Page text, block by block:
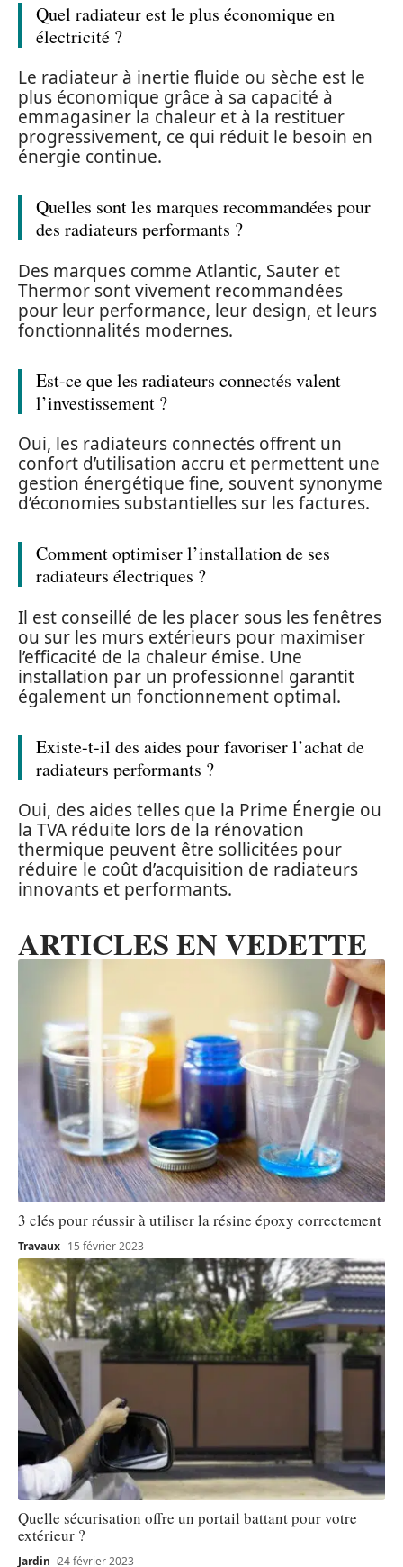
Quel radiateur est le plus économique en
électricité ?
Le radiateur à inertie fluide ou sèche est le
plus économique grâce à sa capacité à
emmagasiner la chaleur et à la restituer
progressivement, ce qui réduit le besoin en
énergie continue.
Quelles sont les marques recommandées pour
des radiateurs performants ?
Des marques comme Atlantic, Sauter et
Thermor sont vivement recommandées
pour leur performance, leur design, et leurs
fonctionnalités modernes.
Est-ce que les radiateurs connectés valent
l’investissement ?
Oui, les radiateurs connectés offrent un
confort d’utilisation accru et permettent une
gestion énergétique fine, souvent synonyme
d’économies substantielles sur les factures.
Comment optimiser l’installation de ses
radiateurs électriques ?
Il est conseillé de les placer sous les fenêtres
ou sur les murs extérieurs pour maximiser
l’efficacité de la chaleur émise. Une
installation par un professionnel garantit
également un fonctionnement optimal.
Existe-t-il des aides pour favoriser l’achat de
radiateurs performants ?
Oui, des aides telles que la Prime Énergie ou
la TVA réduite lors de la rénovation
thermique peuvent être sollicitées pour
réduire le coût d’acquisition de radiateurs
innovants et performants.
ARTICLES EN VEDETTE
3 clés pour réussir à utiliser la résine époxy correctement
Travaux 15 février 2023
Quelle sécurisation offre un portail battant pour votre
extérieur ?
Jardin 24 février 2023